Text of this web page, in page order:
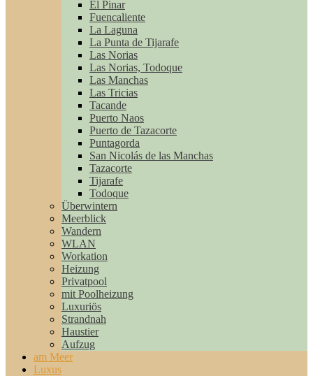
El Pinar
Fuencaliente
La Laguna
La Punta de Tijarafe
Las Norias
Las Norias, Todoque
Las Manchas
Las Tricias
Tacande
Puerto Naos
Puerto de Tazacorte
Puntagorda
San Nicolás de las Manchas
Tazacorte
Tijarafe
Todoque
Überwintern
Meerblick
Wandern
WLAN
Workation
Heizung
Privatpool
mit Poolheizung
Luxuriös
Strandnah
Haustier
Aufzug
am Meer
Luxus